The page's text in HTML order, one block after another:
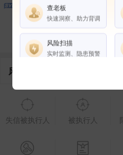
1
控制企业
风险信息
失信被执行人 被执行人
查老板
快速洞察、助力背调
风险扫描
实时监测、隐患预警
权益说明 VIP
企业全部电话